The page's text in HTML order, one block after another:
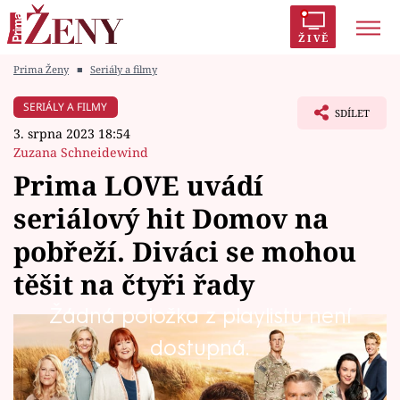
ŽIVĚ
Módní alarm
Témata
Celebrity
Vztahy
Seriály
Prima Ženy ■ Seriály a filmy
SERIÁLY A FILMY
3. srpna 2023 18:54
Zuzana Schneidewind
SDÍLET
Prima LOVE uvádí
seriálový hit Domov na
pobřeží. Diváci se mohou
těšit na čtyři řady
Žádná položka z playlistu není
dostupná.
Rodinná dramata, romantika i šance na nové
štěstí. To všechno přináší úspěšný americký
seriál Domov na pobřeží. Jeho hlavní hrdinka